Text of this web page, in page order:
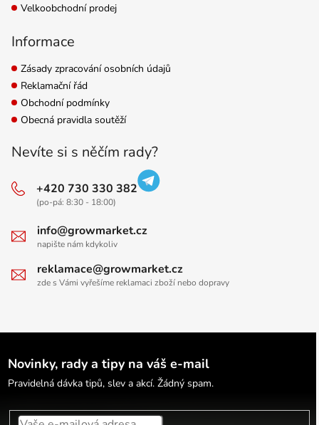
Velkoobchodní prodej
Informace
Zásady zpracování osobních údajů
Reklamační řád
Obchodní podmínky
Obecná pravidla soutěží
Nevíte si s něčím rady?
+420 730 330 382
(po-pá: 8:30 - 18:00)
info@growmarket.cz
napište nám kdykoliv
reklamace@growmarket.cz
zde s Vámi vyřešíme reklamaci zboží nebo dopravy
Novinky, rady a tipy na váš e-mail
Pravidelná dávka tipů, slev a akcí. Žádný spam.